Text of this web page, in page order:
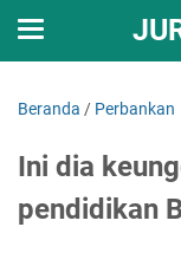
Beranda / Perbankan
Ini dia
pendidikan